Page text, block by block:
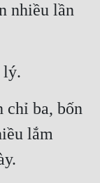
nhiều lần
lý.
chỉ ba, bốn
lắm